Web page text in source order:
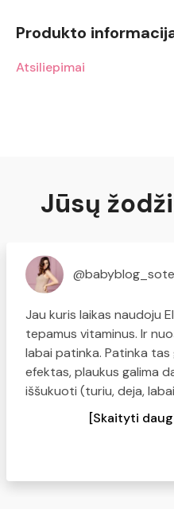
Produkto
Atsiliepimai
Jūsų
Jau kuris laikas naudoju
tepamus vitaminus. Ir
labai patinka. Patinka tas
efektas, plaukus galima
iššukuoti (turiu, deja,
sausus plaukus), plaukai
ir minkšti. Kas turite
[Skaityti